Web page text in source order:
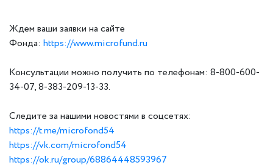
Ждем ваши заявки на сайте
Фонда: https://www.microfund.ru
Консультации можно получить по телефонам: 8-800-600-
34-07, 8-383-209-13-33.
Следите за нашими новостями в соцсетях:
https://t.me/microfond54
https://vk.com/microfond54
https://ok.ru/group/68864448593967